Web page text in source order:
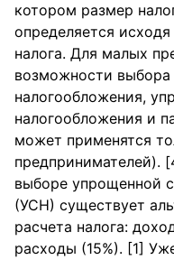
котором размер
определяется
налога. Для малых
возможности
налогообложения,
налогообложения и
может применятся
предпринимателей).
выборе упрощенной
(УСН) существует
расчета налога:
расходы (15%). [1]